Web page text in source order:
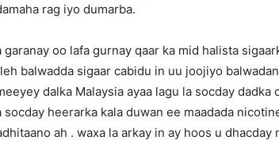
rag iyo dumarba.
garanay oo lafa gurnay qaar ka mid halista
balwadda sigaar cabidu in uu joojiyo
dalka Malaysia ayaa lagu la socday
socday heerarka kala duwan ee maadada
ah . waxa la arkay in ay hoos u